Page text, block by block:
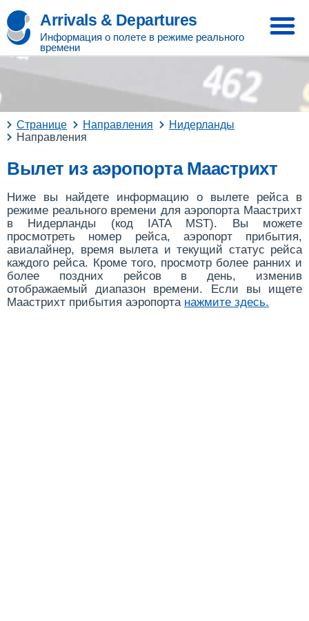
Arrivals & Departures
Информация о полете в режиме реального
времени
Странице Направления
Нидерланды
Направления
Вылет из аэропорта Маастрихт
Ниже вы найдете информацию о вылете рейса в
режиме реального времени для аэропорта Маастрихт
в Нидерланды (код IATA MST). Вы можете
просмотреть номер рейса, аэропорт прибытия,
авиалайнер, время вылета и текущий статус рейса
каждого рейса. Кроме того, просмотр более ранних и
более поздних рейсов в день, изменив
отображаемый диапазон времени. Если вы ищете
Маастрихт прибытия аэропорта нажмите здесь.